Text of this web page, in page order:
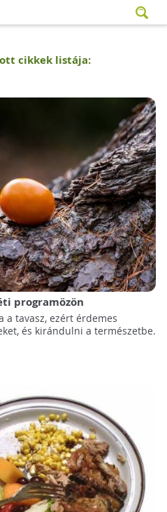
cikkek listája:
programözön
a tavasz, ezért érdemes
és kirándulni a természetbe.